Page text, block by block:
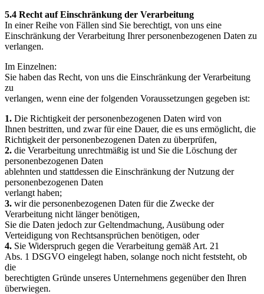
5.4 Recht auf Einschränkung der Verarbeitung
In einer Reihe von Fällen sind Sie berechtigt, von uns eine
Einschränkung der Verarbeitung Ihrer personenbezogenen Daten zu
verlangen.
Im Einzelnen:
Sie haben das Recht, von uns die Einschränkung der Verarbeitung
zu
verlangen, wenn eine der folgenden Voraussetzungen gegeben ist:
1. Die Richtigkeit der personenbezogenen Daten wird von
Ihnen bestritten, und zwar für eine Dauer, die es uns ermöglicht, die
Richtigkeit der personenbezogenen Daten zu überprüfen,
2. die Verarbeitung unrechtmäßig ist und Sie die Löschung der
personenbezogenen Daten
ablehnten und stattdessen die Einschränkung der Nutzung der
personenbezogenen Daten
verlangt haben;
3. wir die personenbezogenen Daten für die Zwecke der
Verarbeitung nicht länger benötigen,
Sie die Daten jedoch zur Geltendmachung, Ausübung oder
Verteidigung von Rechtsansprüchen benötigen, oder
4. Sie Widerspruch gegen die Verarbeitung gemäß Art. 21
Abs. 1 DSGVO eingelegt haben, solange noch nicht feststeht, ob
die
berechtigten Gründe unseres Unternehmens gegenüber den Ihren
überwiegen.